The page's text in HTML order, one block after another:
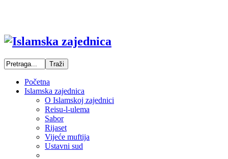
Početna
Islamska zajednica
O Islamskoj zajednici
Reisu-l-ulema
Sabor
Rijaset
Vijeće muftija
Ustavni sud